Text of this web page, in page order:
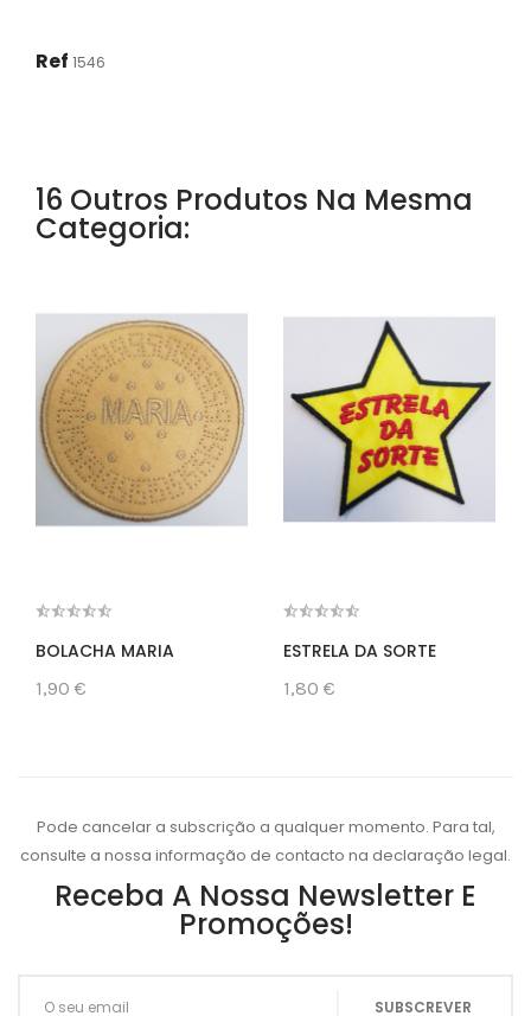
Ref 1546
16 Outros Produtos Na Mesma
Categoria:
BOLACHA MARIA
1,90 €
ESTRELA DA SORTE
1,80 €
Pode cancelar a subscrição a qualquer momento. Para tal,
consulte a nossa informação de contacto na declaração legal.
Receba A Nossa Newsletter E
Promoções!